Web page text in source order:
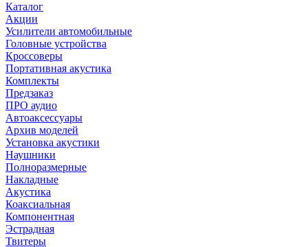
Каталог
Акции
Усилители автомобильные
Головные устройства
Кроссоверы
Портативная акустика
Комплекты
Предзаказ
ПРО аудио
Автоаксессуары
Архив моделей
Установка акустики
Наушники
Полноразмерные
Накладные
Акустика
Коаксиальная
Компонентная
Эстрадная
Твитеры